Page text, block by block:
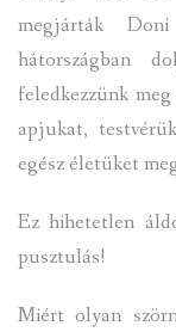
megjárták
hátországban
feledkezzünk
apjukat,
egész életüket
Ez hihetetlen
pusztulás!
Miért olyan